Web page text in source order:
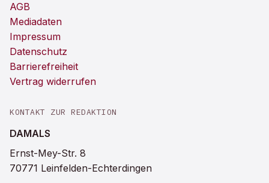
AGB
Mediadaten
Impressum
Datenschutz
Barrierefreiheit
Vertrag widerrufen
KONTAKT ZUR REDAKTION
DAMALS
Ernst-Mey-Str. 8
70771 Leinfelden-Echterdingen